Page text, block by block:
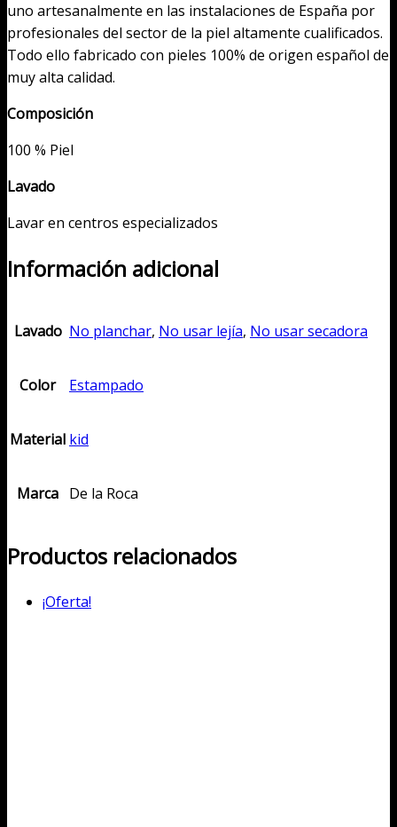
uno artesanalmente en las instalaciones de España por
profesionales del sector de la piel altamente cualificados.
Todo ello fabricado con pieles 100% de origen español de
muy alta calidad.
Composición
100 % Piel
Lavado
Lavar en centros especializados
Información adicional
Lavado No planchar, No usar lejía, No usar secadora
Color Estampado
Material kid
Marca De la Roca
Productos relacionados
¡Oferta!